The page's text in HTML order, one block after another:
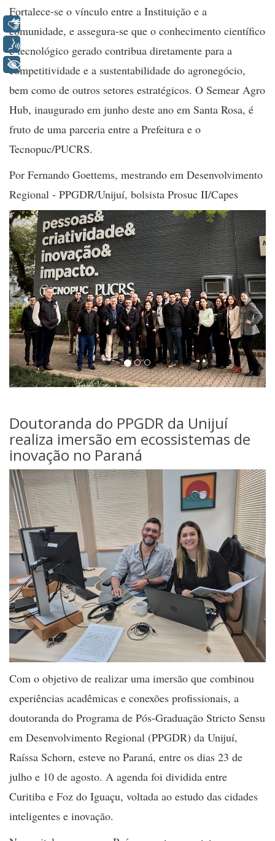
Fortalece-se o vínculo entre a Instituição e a
comunidade, e assegura-se que o conhecimento científico
e tecnológico gerado contribua diretamente para a
competitividade e a sustentabilidade do agronegócio,
bem como de outros setores estratégicos. O Semear Agro
Hub, inaugurado em junho deste ano em Santa Rosa, é
fruto de uma parceria entre a Prefeitura e o
Tecnopuc/PUCRS.
Por Fernando Goettems, mestrando em Desenvolvimento
Regional - PPGDR/Unijuí, bolsista Prosuc II/Capes
Doutoranda do PPGDR da Unijuí
realiza imersão em ecossistemas de
inovação no Paraná
Com o objetivo de realizar uma imersão que combinou
experiências acadêmicas e conexões profissionais, a
doutoranda do Programa de Pós-Graduação Stricto Sensu
em Desenvolvimento Regional (PPGDR) da Unijuí,
Raíssa Schorn, esteve no Paraná, entre os dias 23 de
julho e 10 de agosto. A agenda foi dividida entre
Curitiba e Foz do Iguaçu, voltada ao estudo das cidades
inteligentes e inovação.
Voz
+ Acessibilidade